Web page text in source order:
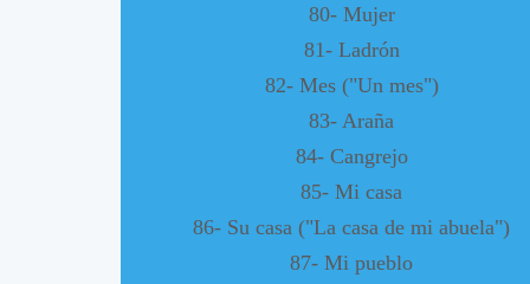
80- Mujer
81- Ladrón
82- Mes ("Un mes")
83- Araña
84- Cangrejo
85- Mi casa
86- Su casa ("La casa de mi abuela")
87- Mi pueblo